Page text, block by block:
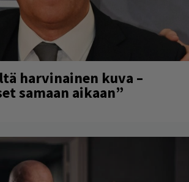
harvinainen kuva –
samaan aikaan”